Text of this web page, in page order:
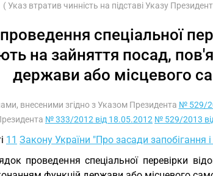
( Указ втратив чинність на підставі Указу
спеціальної
на зайняття посад,
держави або місцевого
внесеними згідно з Указом Президента № 529/
№ 333/2012 від 18.05.2012 № 529/2013
11 Закону України "Про засади запобігання і
проведення спеціальної перевірки